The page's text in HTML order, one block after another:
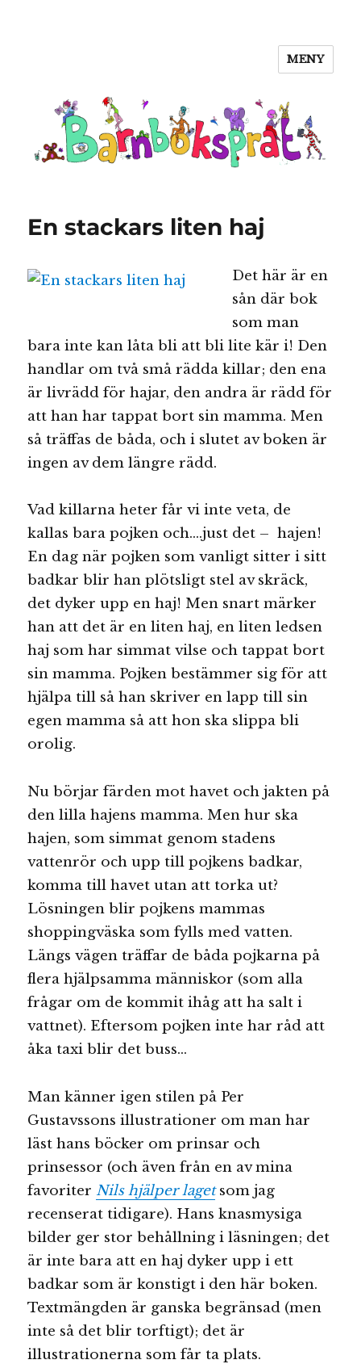
MENY
En stackars liten haj
Det här är en
sån där bok
som man
bara inte kan låta bli att bli lite kär i! Den
handlar om två små rädda killar; den ena
är livrädd för hajar, den andra är rädd för
att han har tappat bort sin mamma. Men
så träffas de båda, och i slutet av boken är
ingen av dem längre rädd.
Vad killarna heter får vi inte veta, de
kallas bara pojken och….just det – hajen!
En dag när pojken som vanligt sitter i sitt
badkar blir han plötsligt stel av skräck,
det dyker upp en haj! Men snart märker
han att det är en liten haj, en liten ledsen
haj som har simmat vilse och tappat bort
sin mamma. Pojken bestämmer sig för att
hjälpa till så han skriver en lapp till sin
egen mamma så att hon ska slippa bli
orolig.
Nu börjar färden mot havet och jakten på
den lilla hajens mamma. Men hur ska
hajen, som simmat genom stadens
vattenrör och upp till pojkens badkar,
komma till havet utan att torka ut?
Lösningen blir pojkens mammas
shoppingväska som fylls med vatten.
Längs vägen träffar de båda pojkarna på
flera hjälpsamma människor (som alla
frågar om de kommit ihåg att ha salt i
vattnet). Eftersom pojken inte har råd att
åka taxi blir det buss…
Man känner igen stilen på Per
Gustavssons illustrationer om man har
läst hans böcker om prinsar och
prinsessor (och även från en av mina
favoriterNils hjälper lagetsom jag
recenserat tidigare). Hans knasmysiga
bilder ger stor behållning i läsningen; det
är inte bara att en haj dyker upp i ett
badkar som är konstigt i den här boken.
Textmängden är ganska begränsad (men
inte så det blir torftigt); det är
illustrationerna som får ta plats.